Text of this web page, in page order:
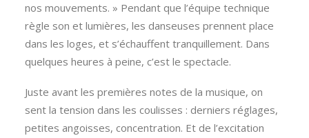
nos mouvements. » Pendant que l’équipe technique
règle son et lumières, les danseuses prennent place
dans les loges, et s’échauffent tranquillement. Dans
quelques heures à peine, c’est le spectacle.
Juste avant les premières notes de la musique, on
sent la tension dans les coulisses : derniers réglages,
petites angoisses, concentration. Et de l’excitation